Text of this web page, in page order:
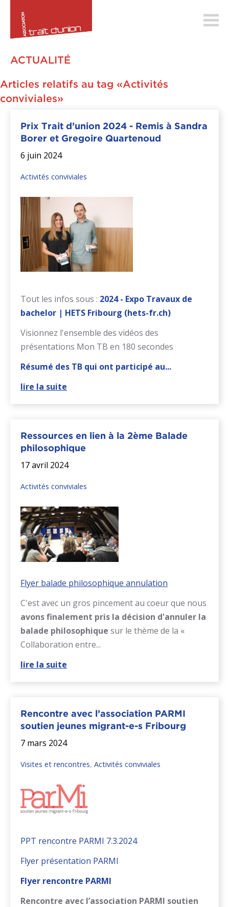
ACTUALITÉ
Articles relatifs au tag «Activités
conviviales»
Prix Trait d’union 2024 - Remis à Sandra
Borer et Gregoire Quartenoud
6 juin 2024
Activités conviviales
Tout les infos sous : 2024 - Expo Travaux de
bachelor | HETS Fribourg (hets-fr.ch)
Visionnez l'ensemble des vidéos des
présentations Mon TB en 180 secondes
Résumé des TB qui ont participé au...
lire la suite
Ressources en lien à la 2ème Balade
philosophique
17 avril 2024
Activités conviviales
Flyer balade philosophique annulation
C'est avec un gros pincement au coeur que nous
avons finalement pris la décision d'annuler la
balade philosophique sur le thème de la «
Collaboration entre...
lire la suite
Rencontre avec l’association PARMI
soutien jeunes migrant-e-s Fribourg
7 mars 2024
Visites et rencontres, Activités conviviales
PPT rencontre PARMI 7.3.2024
Flyer présentation PARMI
Flyer rencontre PARMI
Rencontre avec l’association PARMI soutien